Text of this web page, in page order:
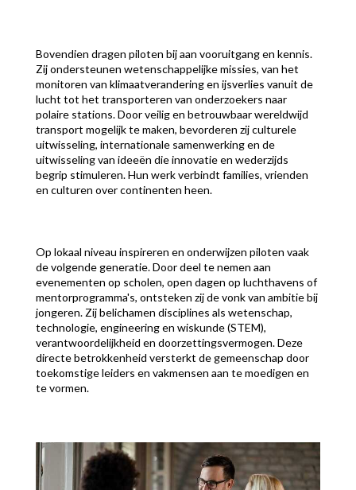
Bovendien dragen piloten bij aan vooruitgang en kennis.
Zij ondersteunen wetenschappelijke missies, van het
monitoren van klimaatverandering en ijsverlies vanuit de
lucht tot het transporteren van onderzoekers naar
polaire stations. Door veilig en betrouwbaar wereldwijd
transport mogelijk te maken, bevorderen zij culturele
uitwisseling, internationale samenwerking en de
uitwisseling van ideeën die innovatie en wederzijds
begrip stimuleren. Hun werk verbindt families, vrienden
en culturen over continenten heen.
Op lokaal niveau inspireren en onderwijzen piloten vaak
de volgende generatie. Door deel te nemen aan
evenementen op scholen, open dagen op luchthavens of
mentorprogramma's, ontsteken zij de vonk van ambitie bij
jongeren. Zij belichamen disciplines als wetenschap,
technologie, engineering en wiskunde (STEM),
verantwoordelijkheid en doorzettingsvermogen. Deze
directe betrokkenheid versterkt de gemeenschap door
toekomstige leiders en vakmensen aan te moedigen en
te vormen.